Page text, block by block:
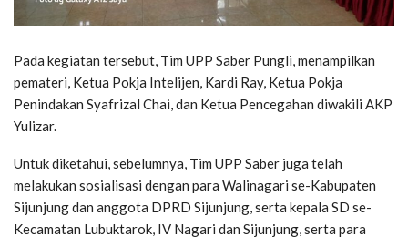
Pada kegiatan tersebut, Tim UPP Saber Pungli, menampilkan
pemateri, Ketua Pokja Intelijen, Kardi Ray, Ketua Pokja
Penindakan Syafrizal Chai, dan Ketua Pencegahan diwakili AKP
Yulizar.
Untuk diketahui, sebelumnya, Tim UPP Saber juga telah
melakukan sosialisasi dengan para Walinagari se-Kabupaten
Sijunjung dan anggota DPRD Sijunjung, serta kepala SD se-
Kecamatan Lubuktarok, IV Nagari dan Sijunjung, serta para